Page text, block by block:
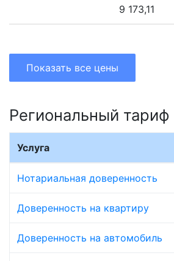
9 173,11
Показать все цены
Региональный
Услуга
Нотариальная доверенность
Доверенность на квартиру
Доверенность на автомобиль